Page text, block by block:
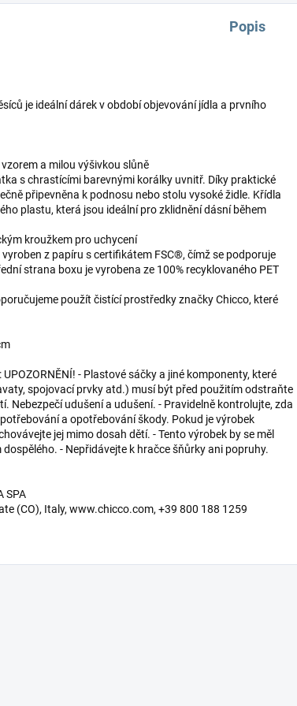
Popis
je ideální dárek v období objevování jídla a prvního
a milou výšivkou slůně
s chrastícími barevnými korálky uvnitř. Díky praktické
připevněna k podnosu nebo stolu vysoké židle. Křídla
plastu, která jsou ideální pro zklidnění dásní během
kroužkem pro uchycení
z papíru s certifikátem FSC®, čímž se podporuje
strana boxu je vyrobena ze 100% recyklovaného PET
použít čistící prostředky značky Chicco, které
- Plastové sáčky a jiné komponenty, které
spojovací prvky atd.) musí být před použitím odstraňte
Nebezpečí udušení a udušení. - Pravidelně kontrolujte, zda
a opotřebování škody. Pokud je výrobek
jej mimo dosah dětí. - Tento výrobek by se měl
- Nepřidávejte k hračce šňůrky ani popruhy.
SPA
(CO), Italy, www.chicco.com, +39 800 188 1259